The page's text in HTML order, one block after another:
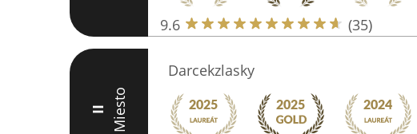
9.6 (35)
II Miesto
Darcekzlasky